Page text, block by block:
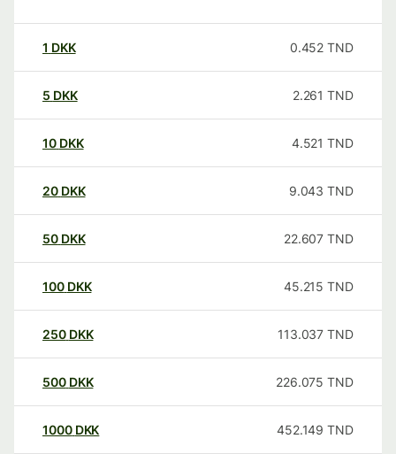
1 DKK 0.452 TND
5 DKK 2.261 TND
10 DKK 4.521 TND
20 DKK 9.043 TND
50 DKK 22.607 TND
100 DKK 45.215 TND
250 DKK 113.037 TND
500 DKK 226.075 TND
1000 DKK 452.149 TND